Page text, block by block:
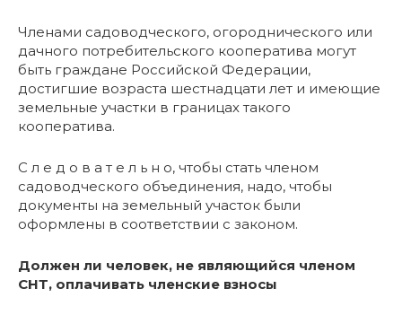
Членами садоводческого, огороднического или
дачного потребительского кооператива могут
быть граждане Российской Федерации,
достигшие возраста шестнадцати лет и имеющие
земельные участки в границах такого
кооператива.
С л е д о в а т е л ь н о, чтобы стать членом
садоводческого объединения, надо, чтобы
документы на земельный участок были
оформлены в соответствии с законом.
Должен ли человек, не являющийся членом
СНТ, оплачивать членские взносы